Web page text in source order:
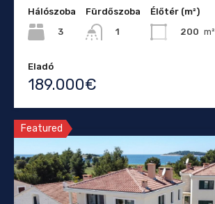
Hálószoba
3
Fürdőszoba
1
Élőtér (m²)
200 m²
Eladó
189.000€
Featured